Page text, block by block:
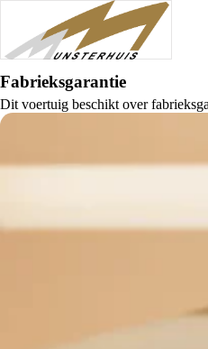
vier deuren en zitplaatsen,
en rijplezier.
Nu, na 75 jaar
een unieke auto gecreëerd
verbeeldt, waarbij prestaties,
perfecte harmonie samengaan.
Daarom heette dit nieuwe
Met trots presenteren wij u
MY2027 aan in de kleur
oktober 2026 BPM tarief
Ontdek meer informatie over
https://www.ferrari.com/en-
Link naar de Ferrari Pre-
Exportprice is: €469.500,-
Fabrieksgarantie
Dit voertuig beschikt over